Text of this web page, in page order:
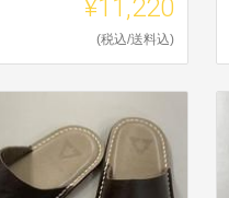
(税込/送料込)